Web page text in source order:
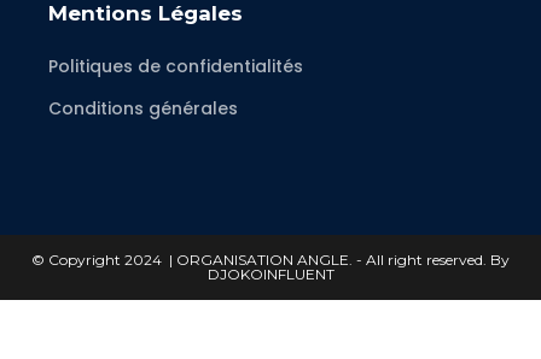
Mentions Légales
Politiques de confidentialités
Conditions générales
© Copyright 2024 | ORGANISATION ANGLE. - All right reserved. By
DJOKOINFLUENT